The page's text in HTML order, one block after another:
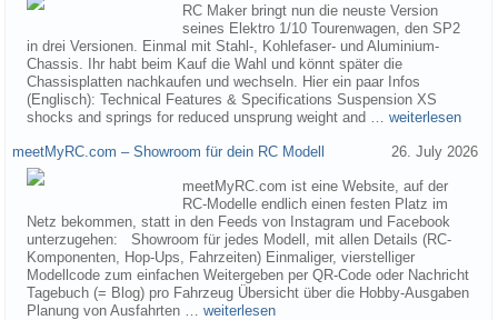
RC Maker bringt nun die neuste Version
seines Elektro 1/10 Tourenwagen, den SP2
in drei Versionen. Einmal mit Stahl-, Kohlefaser- und Aluminium-
Chassis. Ihr habt beim Kauf die Wahl und könnt später die
Chassisplatten nachkaufen und wechseln. Hier ein paar Infos
(Englisch): Technical Features & Specifications Suspension XS
shocks and springs for reduced unsprung weight and … weiterlesen
meetMyRC.com – Showroom für dein RC Modell 26. July 2026
meetMyRC.com ist eine Website, auf der
RC-Modelle endlich einen festen Platz im
Netz bekommen, statt in den Feeds von Instagram und Facebook
unterzugehen: Showroom für jedes Modell, mit allen Details (RC-
Komponenten, Hop-Ups, Fahrzeiten) Einmaliger, vierstelliger
Modellcode zum einfachen Weitergeben per QR-Code oder Nachricht
Tagebuch (= Blog) pro Fahrzeug Übersicht über die Hobby-Ausgaben
Planung von Ausfahrten … weiterlesen